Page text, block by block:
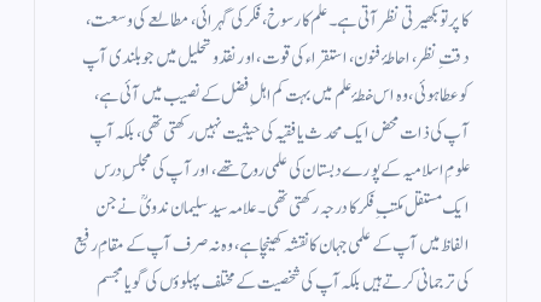
کا پرتو بکھیرتی نظر آتی ہے۔ علم کا رسوخ، فکر کی گہرائی، مطالعے کی وسعت،
دقتِ نظر، احاطۂ فنون، استقراء کی قوت، اور نقد و تحلیل میں جو بلندی آپ
کو عطا ہوئی، وہ اس خطۂ علم میں بہت کم اہلِ فضل کے نصیب میں آئی ہے،
آپ کی ذات محض ایک محدث یا فقیہ کی حیثیت نہیں رکھتی تھی، بلکہ آپ
علومِ اسلامیہ کے پورے دبستان کی علمی روح تھے، اور آپ کی مجلسِ درس
ایک مستقل مکتبِ فکر کا درجہ رکھتی تھی۔ علامہ سید سلیمان ندویؒ نے جن
الفاظ میں آپ کے علمی جہان کا نقشہ کھینچا ہے، وہ نہ صرف آپ کے مقامِ رفیع
کی ترجمانی کرتے ہیں بلکہ آپ کی شخصیت کے مختلف پہلوؤں کی گویا مجسم